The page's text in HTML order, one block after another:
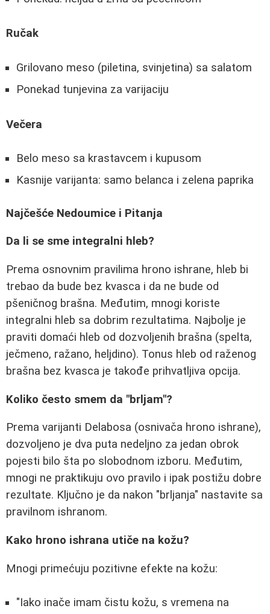
Ručak
Grilovano meso (piletina, svinjetina) sa salatom
Ponekad tunjevina za varijaciju
Večera
Belo meso sa krastavcem i kupusom
Kasnije varijanta: samo belanca i zelena paprika
Najčešće Nedoumice i Pitanja
Da li se sme integralni hleb?
Prema osnovnim pravilima hrono ishrane, hleb bi
trebao da bude bez kvasca i da ne bude od
pšeničnog brašna. Međutim, mnogi koriste
integralni hleb sa dobrim rezultatima. Najbolje je
praviti domaći hleb od dozvoljenih brašna (spelta,
ječmeno, ražano, heljdino). Tonus hleb od raženog
brašna bez kvasca je takođe prihvatljiva opcija.
Koliko često smem da "brljam"?
Prema varijanti Delabosa (osnivača hrono ishrane),
dozvoljeno je dva puta nedeljno za jedan obrok
pojesti bilo šta po slobodnom izboru. Međutim,
mnogi ne praktikuju ovo pravilo i ipak postižu dobre
rezultate. Ključno je da nakon "brljanja" nastavite sa
pravilnom ishranom.
Kako hrono ishrana utiče na kožu?
Mnogi primećuju pozitivne efekte na kožu:
"Iako inače imam čistu kožu, s vremena na